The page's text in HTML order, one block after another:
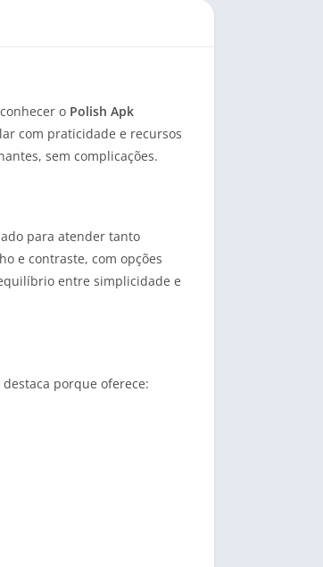
o Polish Apk
com praticidade e recursos
sem complicações.
para atender tanto
e contraste, com opções
entre simplicidade e
porque oferece: